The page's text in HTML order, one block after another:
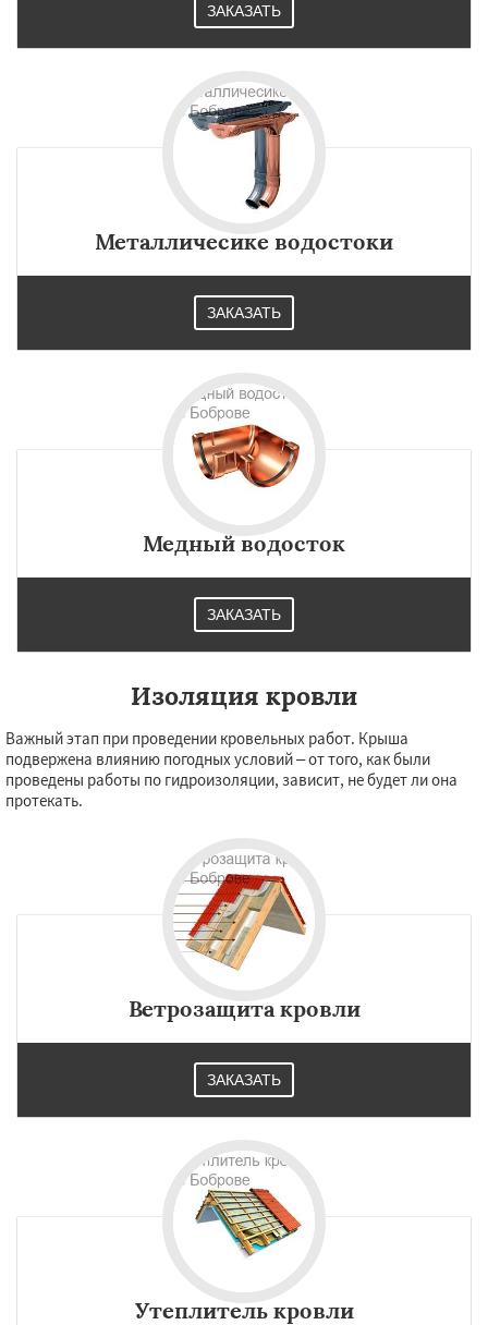
ЗАКАЗАТЬ
Металличесике водостоки
ЗАКАЗАТЬ
Медный водосток
ЗАКАЗАТЬ
Изоляция кровли
Важный этап при проведении кровельных работ. Крыша
подвержена влиянию погодных условий – от того, как были
проведены работы по гидроизоляции, зависит, не будет ли она
протекать.
Ветрозащита кровли
ЗАКАЗАТЬ
Утеплитель кровли